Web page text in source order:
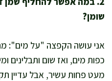
שומן?
כפות מים, ואז שום ותבלינים
מעט פחות עשיר, אבל עדיין